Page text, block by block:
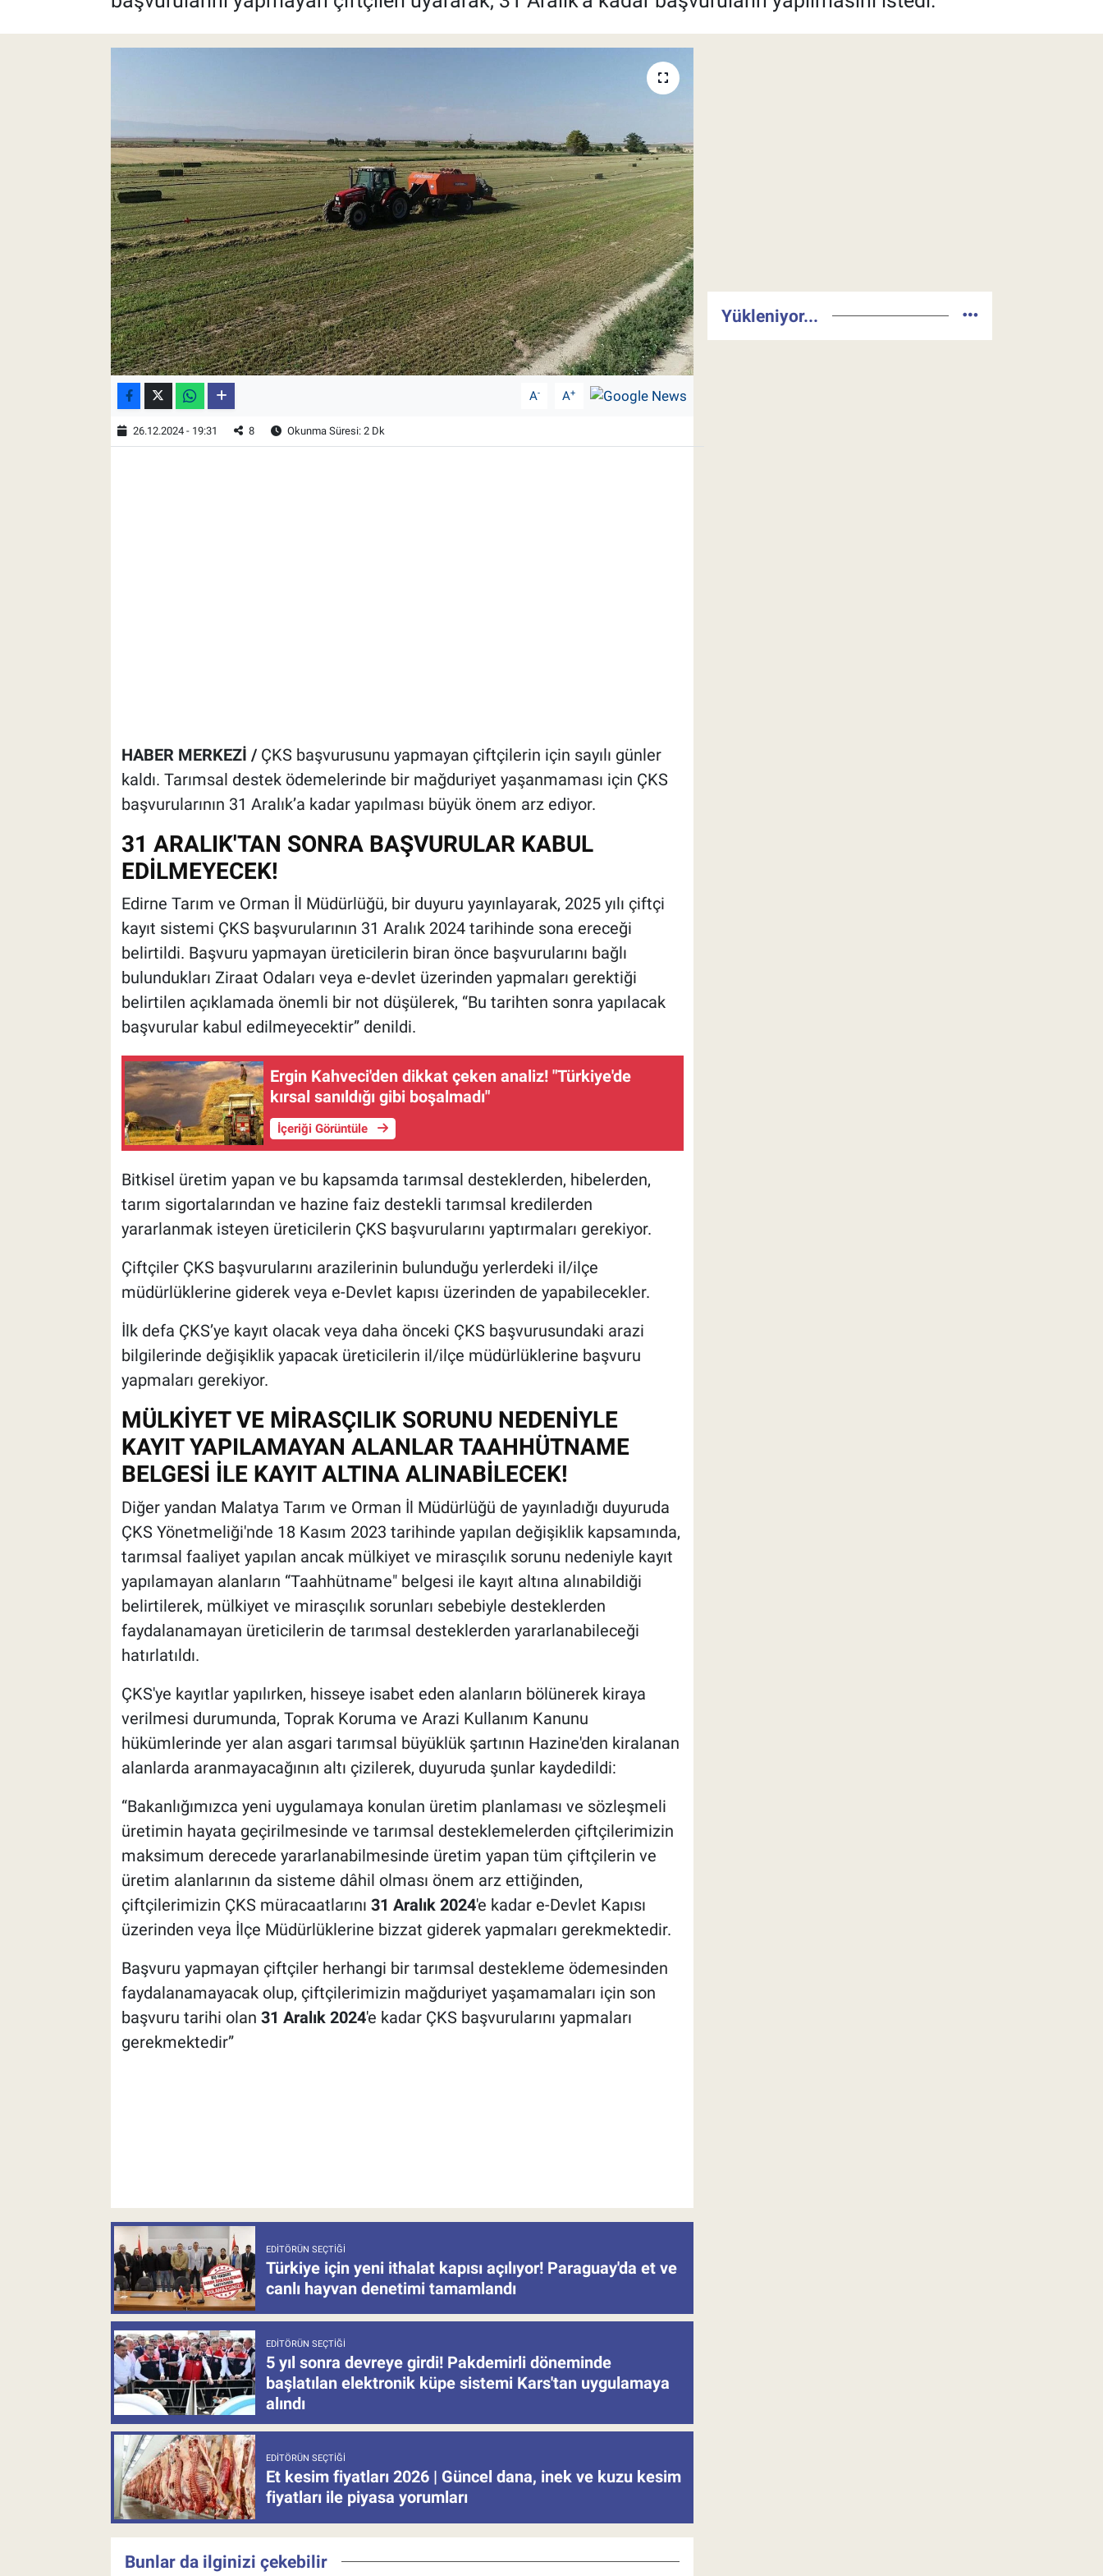
A- A+
26.12.2024 - 19:31 8 Okunma Süresi: 2 Dk
HABER MERKEZİ / ÇKS başvurusunu yapmayan çiftçilerin için sayılı günler
kaldı. Tarımsal destek ödemelerinde bir mağduriyet yaşanmaması için ÇKS
başvurularının 31 Aralık’a kadar yapılması büyük önem arz ediyor.
31 ARALIK'TAN SONRA BAŞVURULAR KABUL
EDİLMEYECEK!
Edirne Tarım ve Orman İl Müdürlüğü, bir duyuru yayınlayarak, 2025 yılı çiftçi
kayıt sistemi ÇKS başvurularının 31 Aralık 2024 tarihinde sona ereceği
belirtildi. Başvuru yapmayan üreticilerin biran önce başvurularını bağlı
bulundukları Ziraat Odaları veya e-devlet üzerinden yapmaları gerektiği
belirtilen açıklamada önemli bir not düşülerek, “Bu tarihten sonra yapılacak
başvurular kabul edilmeyecektir” denildi.
Ergin Kahveci'den dikkat çeken analiz! "Türkiye'de
kırsal sanıldığı gibi boşalmadı"
İçeriği Görüntüle
Bitkisel üretim yapan ve bu kapsamda tarımsal desteklerden, hibelerden,
tarım sigortalarından ve hazine faiz destekli tarımsal kredilerden
yararlanmak isteyen üreticilerin ÇKS başvurularını yaptırmaları gerekiyor.
Çiftçiler ÇKS başvurularını arazilerinin bulunduğu yerlerdeki il/ilçe
müdürlüklerine giderek veya e-Devlet kapısı üzerinden de yapabilecekler.
İlk defa ÇKS’ye kayıt olacak veya daha önceki ÇKS başvurusundaki arazi
bilgilerinde değişiklik yapacak üreticilerin il/ilçe müdürlüklerine başvuru
yapmaları gerekiyor.
MÜLKİYET VE MİRASÇILIK SORUNU NEDENİYLE
KAYIT YAPILAMAYAN ALANLAR TAAHHÜTNAME
BELGESİ İLE KAYIT ALTINA ALINABİLECEK!
Diğer yandan Malatya Tarım ve Orman İl Müdürlüğü de yayınladığı duyuruda
ÇKS Yönetmeliği'nde 18 Kasım 2023 tarihinde yapılan değişiklik kapsamında,
tarımsal faaliyet yapılan ancak mülkiyet ve mirasçılık sorunu nedeniyle kayıt
yapılamayan alanların “Taahhütname" belgesi ile kayıt altına alınabildiği
belirtilerek, mülkiyet ve mirasçılık sorunları sebebiyle desteklerden
faydalanamayan üreticilerin de tarımsal desteklerden yararlanabileceği
hatırlatıldı.
ÇKS'ye kayıtlar yapılırken, hisseye isabet eden alanların bölünerek kiraya
verilmesi durumunda, Toprak Koruma ve Arazi Kullanım Kanunu
hükümlerinde yer alan asgari tarımsal büyüklük şartının Hazine'den kiralanan
alanlarda aranmayacağının altı çizilerek, duyuruda şunlar kaydedildi:
“Bakanlığımızca yeni uygulamaya konulan üretim planlaması ve sözleşmeli
üretimin hayata geçirilmesinde ve tarımsal desteklemelerden çiftçilerimizin
maksimum derecede yararlanabilmesinde üretim yapan tüm çiftçilerin ve
üretim alanlarının da sisteme dâhil olması önem arz ettiğinden,
çiftçilerimizin ÇKS müracaatlarını 31 Aralık 2024'e kadar e-Devlet Kapısı
üzerinden veya İlçe Müdürlüklerine bizzat giderek yapmaları gerekmektedir.
Başvuru yapmayan çiftçiler herhangi bir tarımsal destekleme ödemesinden
faydalanamayacak olup, çiftçilerimizin mağduriyet yaşamamaları için son
başvuru tarihi olan 31 Aralık 2024'e kadar ÇKS başvurularını yapmaları
gerekmektedir” ​
EDITÖRÜN SEÇTIĞI
Türkiye için yeni ithalat kapısı açılıyor! Paraguay'da et ve
canlı hayvan denetimi tamamlandı
EDITÖRÜN SEÇTIĞI
5 yıl sonra devreye girdi! Pakdemirli döneminde
başlatılan elektronik küpe sistemi Kars'tan uygulamaya
alındı
EDITÖRÜN SEÇTIĞI
Et kesim fiyatları 2026 | Güncel dana, inek ve kuzu kesim
fiyatları ile piyasa yorumları
Bunlar da ilginizi çekebilir
Yükleniyor...
Pankobirlik
Yetiştirici Soruyor
Dünyada Tarım
Üretici Birlikleri
Şeker ve Şekerli Mamüller
Tahıllar ve Baklagiller